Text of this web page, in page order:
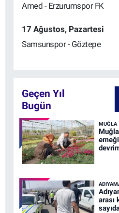
Amed - Erzurumspor FK
17 Ağustos, Pazartesi
Samsunspor - Göztepe
Geçen Yıl
Bugün
MUĞLA
arası